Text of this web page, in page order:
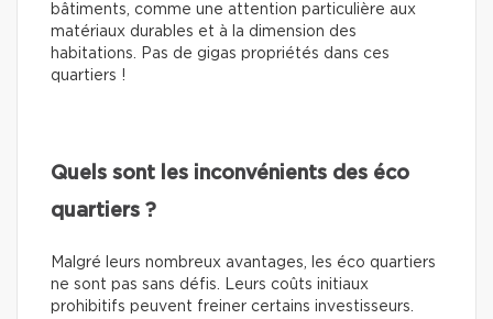
bâtiments, comme une attention particulière aux
matériaux durables et à la dimension des
habitations. Pas de gigas propriétés dans ces
quartiers !
Quels sont les inconvénients des éco
quartiers ?
Malgré leurs nombreux avantages, les éco quartiers
ne sont pas sans défis. Leurs coûts initiaux
prohibitifs peuvent freiner certains investisseurs.